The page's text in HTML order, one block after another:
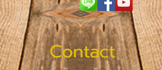
Contact